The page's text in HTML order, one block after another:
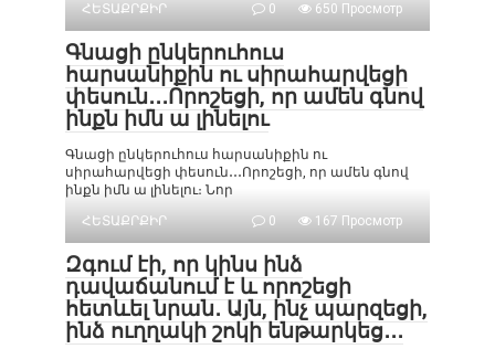
ՀԵՏԱՔՐՔԻՐ
0 650 Просмотр
Գնացի ընկերուհուս
հարսանիքին ու սիրահարվեցի
փեսուն․․․Որոշեցի, որ ամեն գնով
ինքն իմն ա լինելու
Գնացի ընկերուհուս հարսանիքին ու
սիրահարվեցի փեսուն․․․Որոշեցի, որ ամեն գնով
ինքն իմն ա լինելու։ Նոր
ՀԵՏԱՔՐՔԻՐ
0 167 Просмотр
Զգում էի, որ կինս ինձ
դավաճանում է և որոշեցի
հետևել նրան․ Այն, ինչ պարզեցի,
ինձ ուղղակի շոկի ենթարկեց․․․